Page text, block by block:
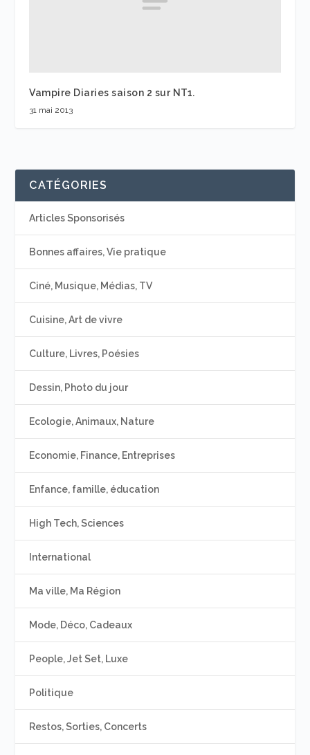
Vampire Diaries saison 2 sur NT1.
31 mai 2013
CATÉGORIES
Articles Sponsorisés
Bonnes affaires, Vie pratique
Ciné, Musique, Médias, TV
Cuisine, Art de vivre
Culture, Livres, Poésies
Dessin, Photo du jour
Ecologie, Animaux, Nature
Economie, Finance, Entreprises
Enfance, famille, éducation
High Tech, Sciences
International
Ma ville, Ma Région
Mode, Déco, Cadeaux
People, Jet Set, Luxe
Politique
Restos, Sorties, Concerts